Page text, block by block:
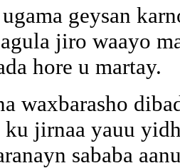
geysan
jiro waayo
hore u martay.
waxbarasho
ku jirnaa yauu
sababa